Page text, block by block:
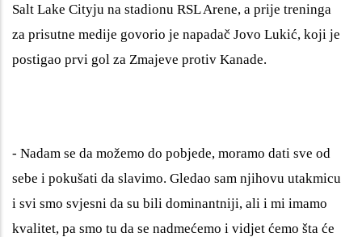
Salt Lake Cityju na stadionu RSL Arene, a prije treninga
za prisutne medije govorio je napadač Jovo Lukić, koji je
postigao prvi gol za Zmajeve protiv Kanade.
- Nadam se da možemo do pobjede, moramo dati sve od
sebe i pokušati da slavimo. Gledao sam njihovu utakmicu
i svi smo svjesni da su bili dominantniji, ali i mi imamo
kvalitet, pa smo tu da se nadmećemo i vidjet ćemo šta će